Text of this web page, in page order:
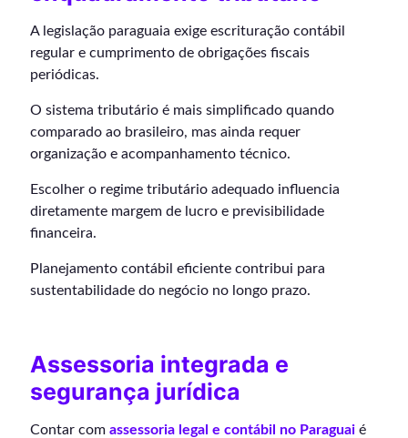
A legislação paraguaia exige escrituração contábil
regular e cumprimento de obrigações fiscais
periódicas.
O sistema tributário é mais simplificado quando
comparado ao brasileiro, mas ainda requer
organização e acompanhamento técnico.
Escolher o regime tributário adequado influencia
diretamente margem de lucro e previsibilidade
financeira.
Planejamento contábil eficiente contribui para
sustentabilidade do negócio no longo prazo.
Assessoria integrada e
segurança jurídica
Contar com assessoria legal e contábil no Paraguai é